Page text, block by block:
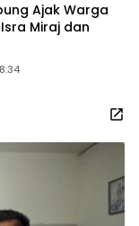
Ajak Warga
Miraj dan